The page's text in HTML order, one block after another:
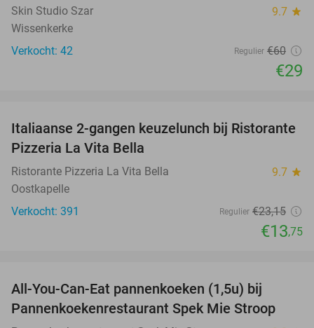
Skin Studio Szar 9.7 star
Wissenkerke
Verkocht: 42
Regulier €60
€29
41%
Italiaanse 2-gangen keuzelunch bij Ristorante
Pizzeria La Vita Bella
Ristorante Pizzeria La Vita Bella 9.7 star
Oostkapelle
Verkocht: 391
Regulier €23,15
€13,75
All-You-Can-Eat pannenkoeken (1,5u) bij
Pannenkoekenrestaurant Spek Mie Stroop